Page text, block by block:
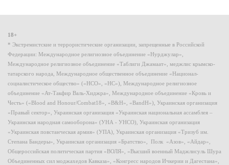
18+
* Экстремистские и террористические организации, запрещенные в Российской
Федерации: Международное религиозное объединение «Нурджулар»,
Международное религиозное объединение «Таблиги Джамаат», меджлис крымско-
татарского народа, Международное общественное объединение «Национал-
социалистическое общество» («НСО», «НС»), Международное религиозное
объединение «Ат-Такфир Валь-Хиджра», Международное объединение «Кровь и
Честь» («Blood and Honour/Combat18», «B&H», «BandH»), Украинская организация
«Правый сектор», Украинская организация «Украинская национальная ассамблея –
Украинская народная самооборона» (УНА - УНСО), Украинская организация
«Украинская повстанческая армия» (УПА), Украинская организация «Тризуб им.
Степана Бандеры», Украинская организация «Братство», Полк «Азов», «Айдар»,
Общероссийская политическая партия «ВОЛЯ», «Высший военный Маджлисуль Шура
Объединенных сил моджахедов Кавказа», «Конгресс народов Ичкерии и Дагестана»,